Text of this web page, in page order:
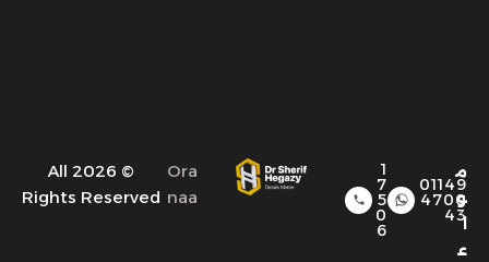
م
و
ا
ع
01149
4700
43
1
7
5
0
6
Ora
naa
© 2026 All
Rights Reserved